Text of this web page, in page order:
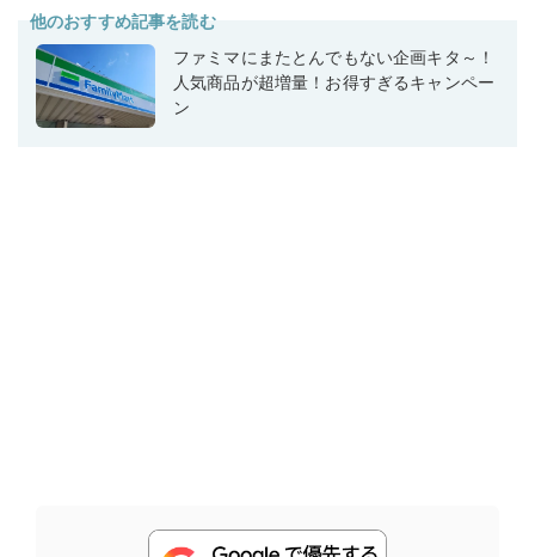
他のおすすめ記事を読む
ファミマにまたとんでもない企画キタ～！
人気商品が超増量！お得すぎるキャンペー
ン